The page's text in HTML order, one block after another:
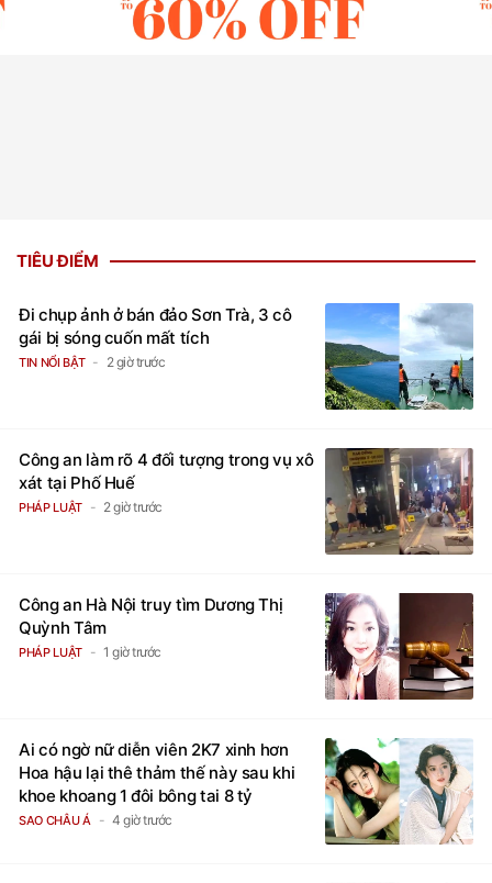
TIÊU ĐIỂM
Đi chụp ảnh ở bán đảo Sơn Trà, 3 cô
gái bị sóng cuốn mất tích
TIN NỔI BẬT 2 giờ trước
Công an làm rõ 4 đối tượng trong vụ xô
xát tại Phố Huế
PHÁP LUẬT 2 giờ trước
Công an Hà Nội truy tìm Dương Thị
Quỳnh Tâm
PHÁP LUẬT 1 giờ trước
Ai có ngờ nữ diễn viên 2K7 xinh hơn
Hoa hậu lại thê thảm thế này sau khi
khoe khoang 1 đôi bông tai 8 tỷ
SAO CHÂU Á 4 giờ trước